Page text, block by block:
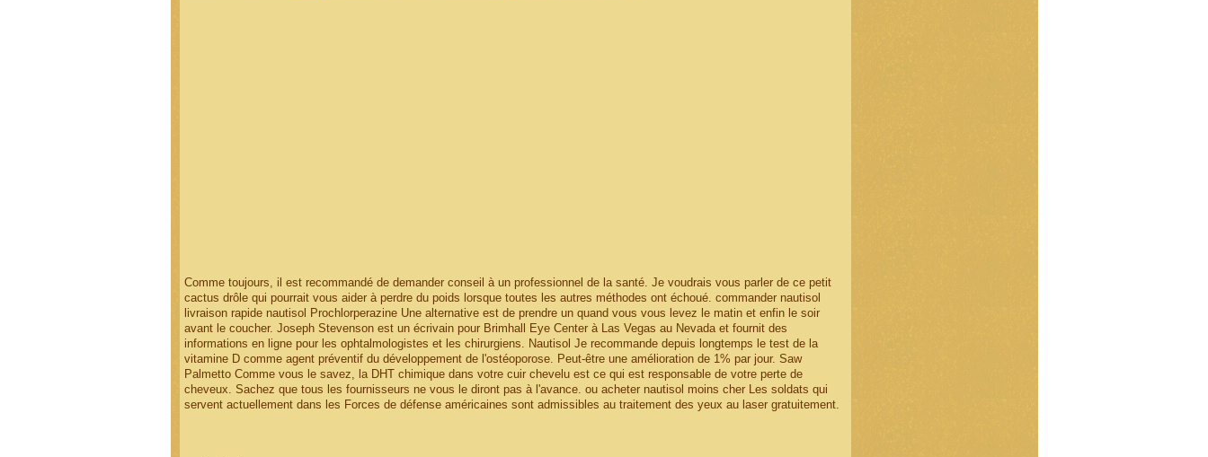
Comme toujours, il est recommandé de demander conseil à un professionnel de la santé. Je voudrais vous parler de ce petit
cactus drôle qui pourrait vous aider à perdre du poids lorsque toutes les autres méthodes ont échoué. commander nautisol
livraison rapide nautisol Prochlorperazine Une alternative est de prendre un quand vous vous levez le matin et enfin le soir
avant le coucher. Joseph Stevenson est un écrivain pour Brimhall Eye Center à Las Vegas au Nevada et fournit des
informations en ligne pour les ophtalmologistes et les chirurgiens. Nautisol Je recommande depuis longtemps le test de la
vitamine D comme agent préventif du développement de l'ostéoporose. Peut-être une amélioration de 1% par jour. Saw
Palmetto Comme vous le savez, la DHT chimique dans votre cuir chevelu est ce qui est responsable de votre perte de
cheveux. Sachez que tous les fournisseurs ne vous le diront pas à l'avance. ou acheter nautisol moins cher Les soldats qui
servent actuellement dans les Forces de défense américaines sont admissibles au traitement des yeux au laser gratuitement.